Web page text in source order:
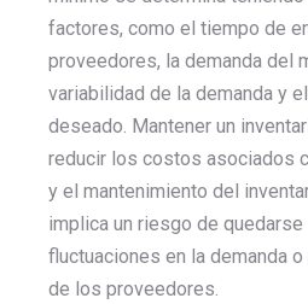
factores, como el tiempo de
proveedores, la demanda del
variabilidad de la demanda y
deseado. Mantener un
reducir los costos asociados
y el mantenimiento del
implica un riesgo de
fluctuaciones en la demanda
de los proveedores.